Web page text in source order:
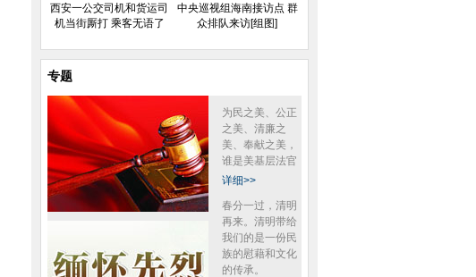
西安一公交司机和货运司
机当街厮打 乘客无语了
中央巡视组海南接访点 群
众排队来访[组图]
专题
为民之美、公正
之美、清廉之
美、奉献之美，
谁是美基层法官
详细>>
春分一过，清明
再来。清明带给
我们的是一份民
族的慰藉和文化
的传承。